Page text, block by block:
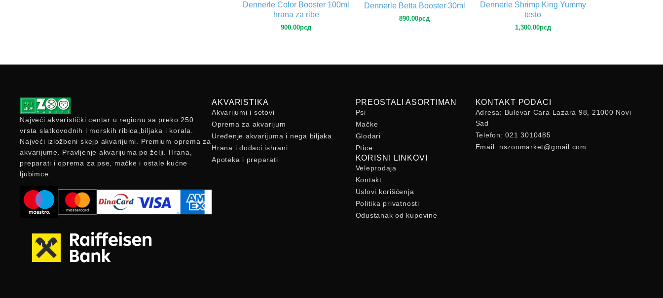
Dennerle Color Booster 100ml
hrana za ribe
900.00рсд
Dennerle Betta Booster 30ml
890.00рсд
Dennerle Shrimp King Yummy
testo
1,300.00рсд
Najveći akvaristički centar u regionu sa preko 250
vrsta slatkovodnih i morskih ribica,biljaka i korala.
Najveći izložbeni skejp akvarijumi. Premium oprema za
akvarijume. Pravljenje akvarijuma po želji. Hrana,
preparati i oprema za pse, mačke i ostale kućne
ljubimce.
AKVARISTIKA
Akvarijumi i setovi
Oprema za akvarijum
Uređenje akvarijuma i nega biljaka
Hrana i dodaci ishrani
Apoteka i preparati
PREOSTALI ASORTIMAN
Psi
Mačke
Glodari
Ptice
KORISNI LINKOVI
Veleprodaja
Kontakt
Uslovi korišćenja
Politika privatnosti
Odustanak od kupovine
KONTAKT PODACI
Adresa: Bulevar Cara Lazara 98, 21000 Novi
Sad
Telefon: 021 3010485
Email: nszoomarket@gmail.com